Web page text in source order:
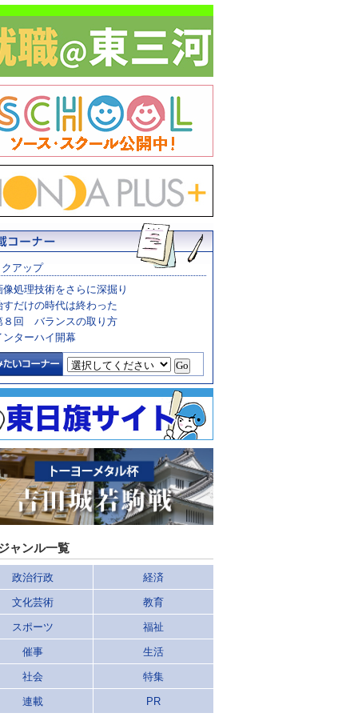
アップ
像処理技術をさらに深掘り
すだけの時代は終わった
８回 バランスの取り方
ンターハイ開幕
ャンル一覧
政治行政 経済
文化芸術 教育
スポーツ 福祉
催事 生活
社会 特集
連載 PR